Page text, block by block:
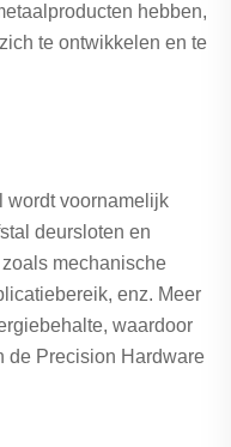
hebben,
te ontwikkelen en te
wordt voornamelijk
deursloten en
mechanische
enz. Meer
waardoor
de Precision Hardware